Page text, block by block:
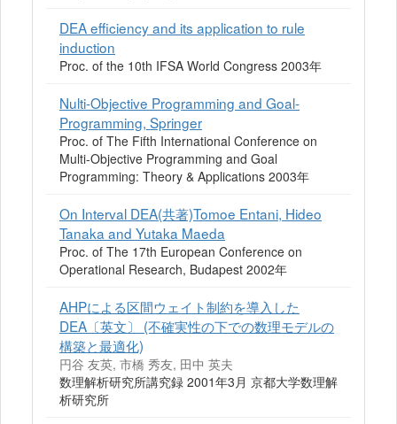
DEA efficiency and its application to rule
induction
Proc. of the 10th IFSA World Congress 2003年
Nulti-Objective Programming and Goal-
Programming, Springer
Proc. of The Fifth International Conference on
Multi-Objective Programming and Goal
Programming: Theory & Applications 2003年
On Interval DEA(共著)Tomoe Entani, Hideo
Tanaka and Yutaka Maeda
Proc. of The 17th European Conference on
Operational Research, Budapest 2002年
AHPによる区間ウェイト制約を導入した
DEA〔英文〕 (不確実性の下での数理モデルの
構築と最適化)
円谷 友英, 市橋 秀友, 田中 英夫
数理解析研究所講究録 2001年3月 京都大学数理解
析研究所